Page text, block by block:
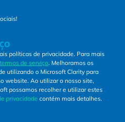
políticas de privacidade. Para mais
termos de serviço. Melhoramos os
utilizando o Microsoft Clarity para
website. Ao utilizar o nosso site,
possamos recolher e utilizar estes
privacidade contém mais detalhes.